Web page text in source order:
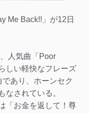
Me Back!!」が12日
人気曲「Poor
しい軽快なフレーズ
あり、ホーンセク
なされている。
「お金を返して！尊